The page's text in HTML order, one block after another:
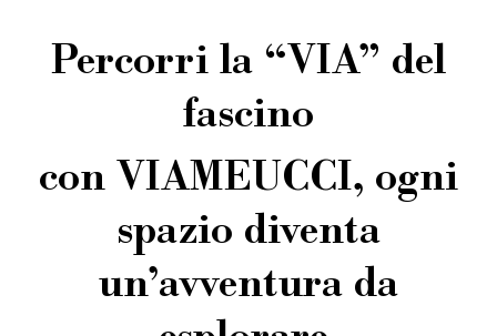
Percorri la “VIA” del
fascino
con VIAMEUCCI, ogni
spazio diventa
un’avventura da